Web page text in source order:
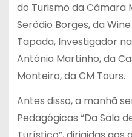
do Turismo da Câmara
Serôdio Borges, da
Tapada, Investigador
António Martinho, da
Monteiro, da CM Tours.
Antes disso, a manhã
Pedagógicas “Da Sala